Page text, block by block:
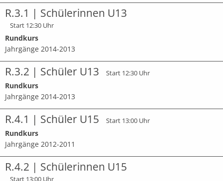
R.3.1 | Schülerinnen U13
Start 12:30 Uhr
Rundkurs
Jahrgänge 2014-2013
R.3.2 | Schüler U13 Start 12:30 Uhr
Rundkurs
Jahrgänge 2014-2013
R.4.1 | Schüler U15 Start 13:00 Uhr
Rundkurs
Jahrgänge 2012-2011
R.4.2 | Schülerinnen U15
Start 13:00 Uhr